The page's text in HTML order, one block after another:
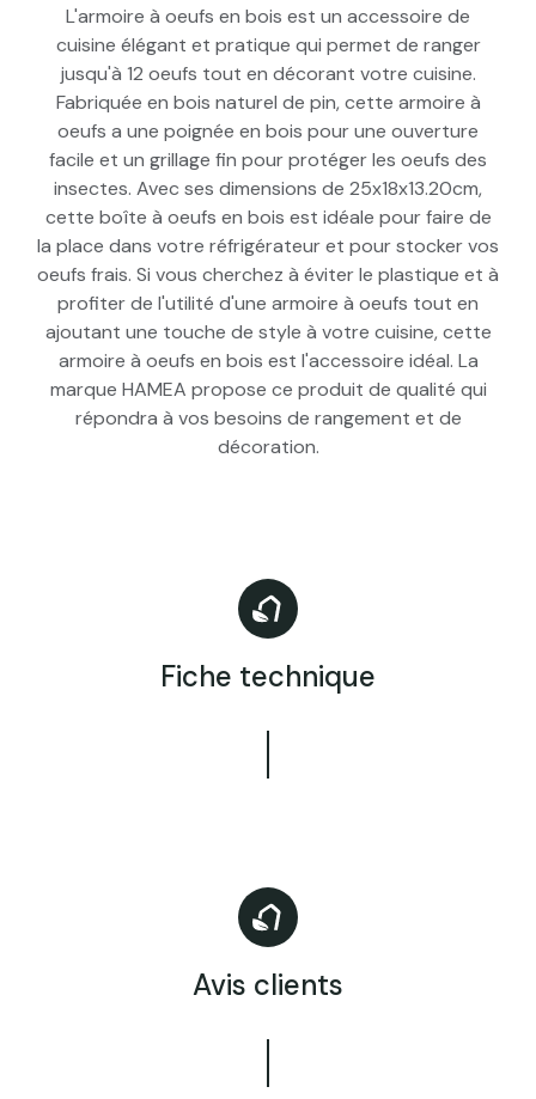
L'armoire à oeufs en bois est un accessoire de
cuisine élégant et pratique qui permet de ranger
jusqu'à 12 oeufs tout en décorant votre cuisine.
Fabriquée en bois naturel de pin, cette armoire à
oeufs a une poignée en bois pour une ouverture
facile et un grillage fin pour protéger les oeufs des
insectes. Avec ses dimensions de 25x18x13.20cm,
cette boîte à oeufs en bois est idéale pour faire de
la place dans votre réfrigérateur et pour stocker vos
oeufs frais. Si vous cherchez à éviter le plastique et à
profiter de l'utilité d'une armoire à oeufs tout en
ajoutant une touche de style à votre cuisine, cette
armoire à oeufs en bois est l'accessoire idéal. La
marque HAMEA propose ce produit de qualité qui
répondra à vos besoins de rangement et de
décoration.
Fiche technique
Avis clients